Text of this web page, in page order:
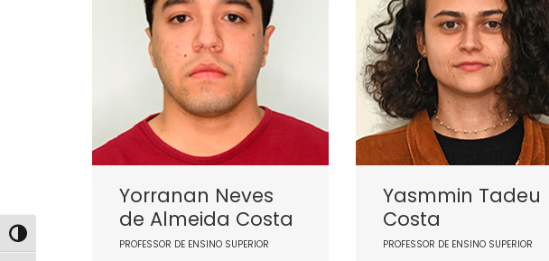
Alternar alto contraste
Yorranan Neves
de Almeida Costa
PROFESSOR DE ENSINO SUPERIOR
Yasmmin Tadeu
Costa
PROFESSOR DE ENSINO SUPERIOR